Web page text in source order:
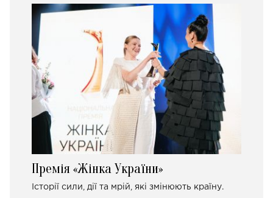
Премія «Жінка України»
Історії сили, дії та мрій, які змінюють країну.